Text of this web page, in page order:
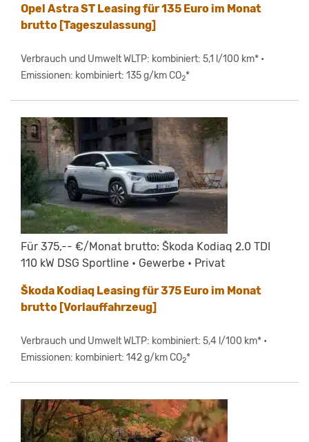
Opel Astra ST Leasing für 135 Euro im Monat
brutto [Tageszulassung]
Verbrauch und Umwelt WLTP: kombiniert: 5,1 l/100 km* •
Emissionen: kombiniert: 135 g/km CO2*
Für 375,-- €/Monat brutto: Škoda Kodiaq 2.0 TDI
110 kW DSG Sportline • Gewerbe • Privat
Škoda Kodiaq Leasing für 375 Euro im Monat
brutto [Vorlauffahrzeug]
Verbrauch und Umwelt WLTP: kombiniert: 5,4 l/100 km* •
Emissionen: kombiniert: 142 g/km CO2*